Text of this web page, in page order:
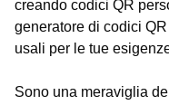
creando codici QR
generatore di codici
usali per le tue
Sono una meraviglia